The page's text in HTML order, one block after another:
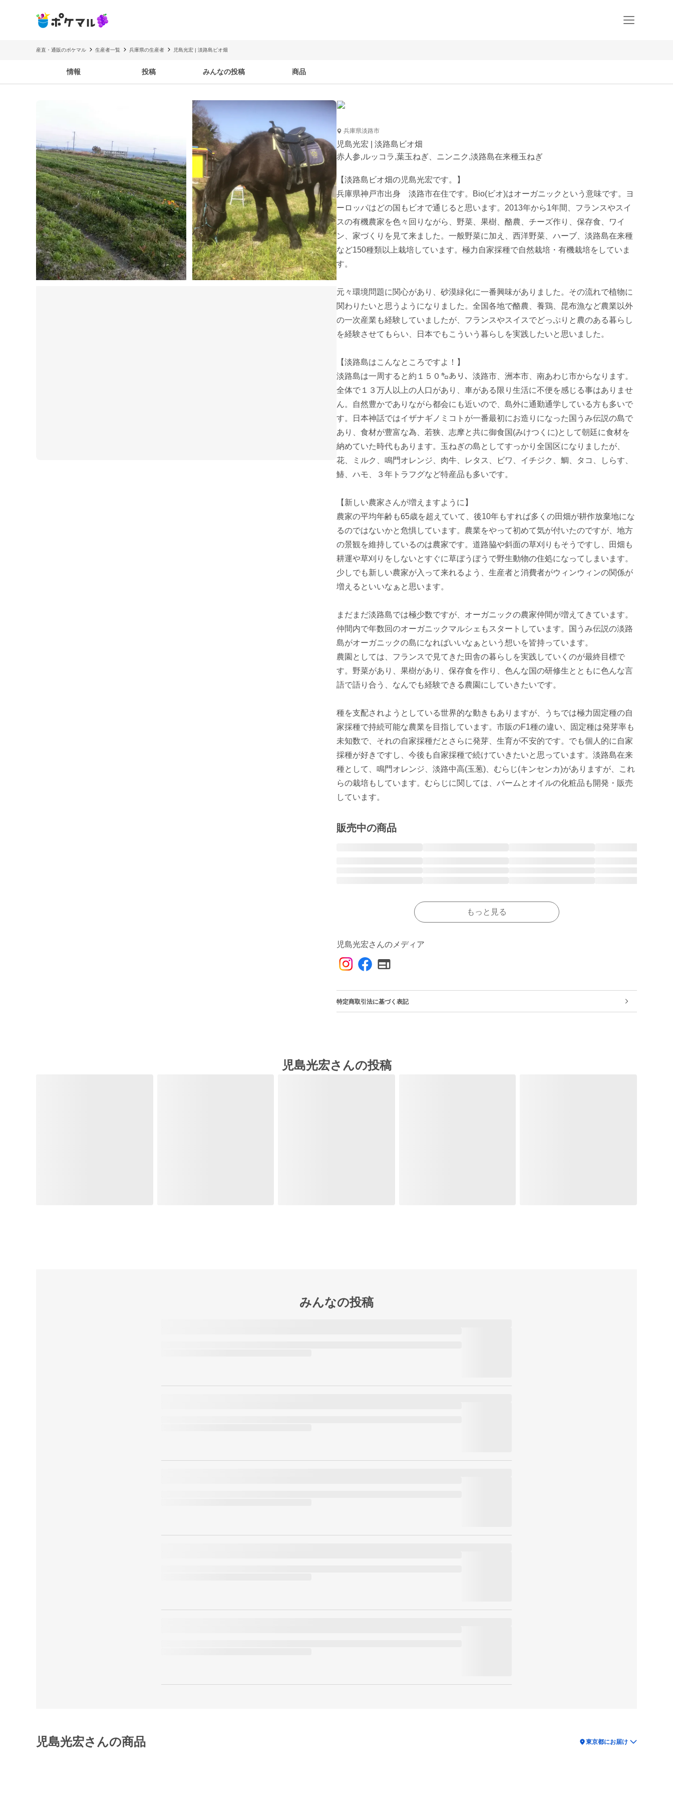
産直・通販のポケマル 生産者一覧 兵庫県の生産者 児島光宏 | 淡路島ビオ畑
情報 投稿 みんなの投稿 商品
兵庫県淡路市
児島光宏 | 淡路島ビオ畑
赤人参,ルッコラ,葉玉ねぎ、ニンニク,淡路島在来種玉ねぎ
【淡路島ビオ畑の児島光宏です。】
兵庫県神戸市出身　淡路市在住です。Bio(ビオ)はオーガニックという意味です。ヨ
ーロッパはどの国もビオで通じると思います。2013年から1年間、フランスやスイ
スの有機農家を色々回りながら、野菜、果樹、酪農、チーズ作り、保存食、ワイ
ン、家づくりを見て来ました。一般野菜に加え、西洋野菜、ハーブ、淡路島在来種
など150種類以上栽培しています。極力自家採種で自然栽培・有機栽培をしていま
す。
元々環境問題に関心があり、砂漠緑化に一番興味がありました。その流れで植物に
関わりたいと思うようになりました。全国各地で酪農、養鶏、昆布漁など農業以外
の一次産業も経験していましたが、フランスやスイスでどっぷりと農のある暮らし
を経験させてもらい、日本でもこういう暮らしを実践したいと思いました。
【淡路島はこんなところですよ！】
淡路島は一周すると約１５０㌔あり、淡路市、洲本市、南あわじ市からなります。
全体で１３万人以上の人口があり、車がある限り生活に不便を感じる事はありませ
ん。自然豊かでありながら都会にも近いので、島外に通勤通学している方も多いで
す。日本神話ではイザナギノミコトが一番最初にお造りになった国うみ伝説の島で
あり、食材が豊富な為、若狭、志摩と共に御食国(みけつくに)として朝廷に食材を
納めていた時代もあります。玉ねぎの島としてすっかり全国区になりましたが、
花、ミルク、鳴門オレンジ、肉牛、レタス、ビワ、イチジク、鯛、タコ、しらす、
鰆、ハモ、３年トラフグなど特産品も多いです。
【新しい農家さんが増えますように】
農家の平均年齢も65歳を超えていて、後10年もすれば多くの田畑が耕作放棄地にな
るのではないかと危惧しています。農業をやって初めて気が付いたのですが、地方
の景観を維持しているのは農家です。道路脇や斜面の草刈りもそうですし、田畑も
耕運や草刈りをしないとすぐに草ぼうぼうで野生動物の住処になってしまいます。
少しでも新しい農家が入って来れるよう、生産者と消費者がウィンウィンの関係が
増えるといいなぁと思います。
まだまだ淡路島では極少数ですが、オーガニックの農家仲間が増えてきています。
仲間内で年数回のオーガニックマルシェもスタートしています。国うみ伝説の淡路
島がオーガニックの島になればいいなぁという想いを皆持っています。
農園としては、フランスで見てきた田舎の暮らしを実践していくのが最終目標で
す。野菜があり、果樹があり、保存食を作り、色んな国の研修生とともに色んな言
語で語り合う、なんでも経験できる農園にしていきたいです。
種を支配されようとしている世界的な動きもありますが、うちでは極力固定種の自
家採種で持続可能な農業を目指しています。市販のF1種の違い、固定種は発芽率も
未知数で、それの自家採種だとさらに発芽、生育が不安的です。でも個人的に自家
採種が好きですし、今後も自家採種で続けていきたいと思っています。淡路島在来
種として、鳴門オレンジ、淡路中高(玉葱)、むらじ(キンセンカ)がありますが、これ
らの栽培もしています。むらじに関しては、バームとオイルの化粧品も開発・販売
しています。
販売中の商品
もっと見る
児島光宏さんのメディア
特定商取引法に基づく表記
児島光宏さんの投稿
みんなの投稿
児島光宏さんの商品 location_on東京都にお届け